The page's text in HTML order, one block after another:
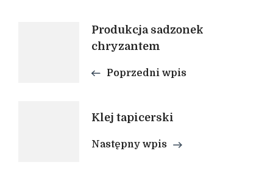
NawigacjaProdukcja sadzonek
chryzantem
Poprzedni wpis
Klej tapicerski
Następny wpis